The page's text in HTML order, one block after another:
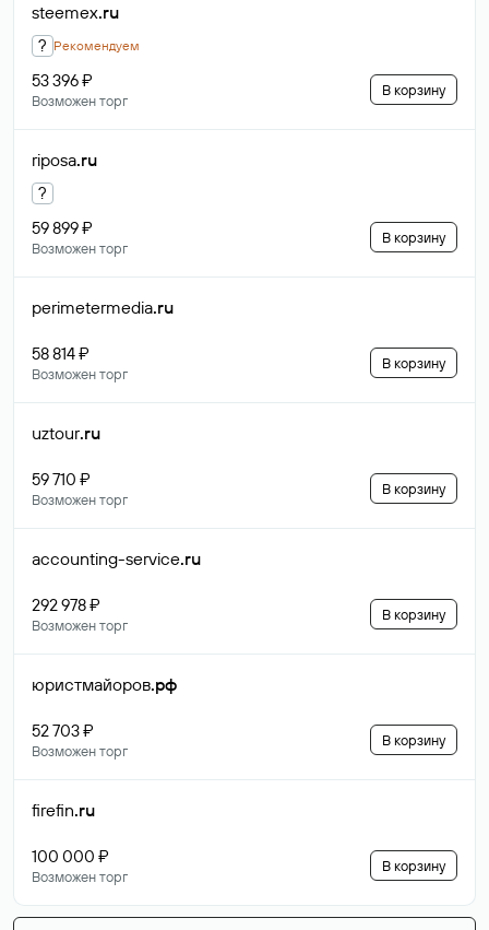
steemex.ru
? Рекомендуем
53 396 ₽
Возможен торг
В корзину
riposa.ru
?
59 899 ₽
Возможен торг
В корзину
perimetermedia.ru
58 814 ₽
Возможен торг
В корзину
uztour.ru
59 710 ₽
Возможен торг
В корзину
accounting-service.ru
292 978 ₽
Возможен торг
В корзину
юристмайоров.рф
52 703 ₽
Возможен торг
В корзину
firefin.ru
100 000 ₽
Возможен торг
В корзину